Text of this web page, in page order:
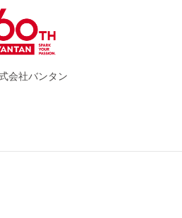
会社バンタン